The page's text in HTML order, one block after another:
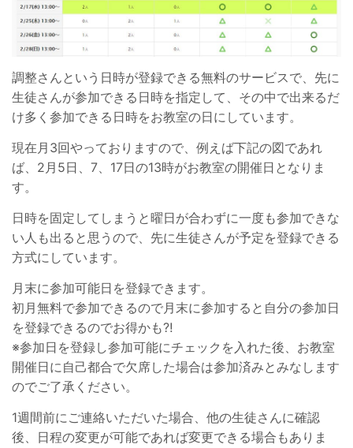
調整さんという日時が登録できる無料のサービスで、先に
生徒さんが参加できる日時を指定して、その中で出来るだ
け多く参加できる日時をお教室の日にしています。
現在月3回やっておりますので、例えば下記の図であれ
ば、2月5日、7、17日の13時がお教室の開催日となりま
す。
日時を固定してしまうと曜日が合わずに一度も参加できな
い人も出ると思うので、先に生徒さんが予定を登録できる
方式にしています。
月末に参加可能日を登録できます。
初月無料で参加できるので月末に参加すると自分の参加日
を登録できるのでお得かも⁈
※参加日を登録し参加可能にチェックを入れた後、お教室
開催日に自己都合で欠席した場合は参加済みとみなします
のでご了承ください。
1週間前にご連絡いただいた場合、他の生徒さんに確認
後、日程の変更が可能であれば変更できる場合もありま